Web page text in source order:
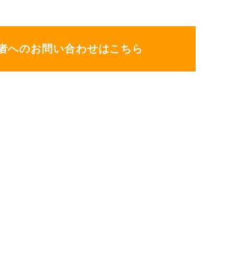
へのお問い合わせはこちら